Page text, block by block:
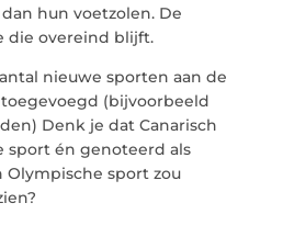
hun voetzolen. De
die overeind blijft.
nieuwe sporten aan de
(bijvoorbeeld
Denk je dat Canarisch
sport én genoteerd als
Olympische sport zou